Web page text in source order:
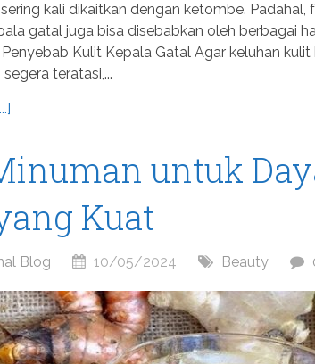
kali dikaitkan dengan ketombe.
gatal juga bisa disebabkan oleh berbagai
Kulit Kepala Gatal Agar keluhan
teratasi,...
untuk
Kuat
Blog 10/05/2024 Beauty